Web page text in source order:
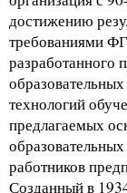
достижению
требованиями
разработанного
технологий
предлагаемых
работников
Созданный в